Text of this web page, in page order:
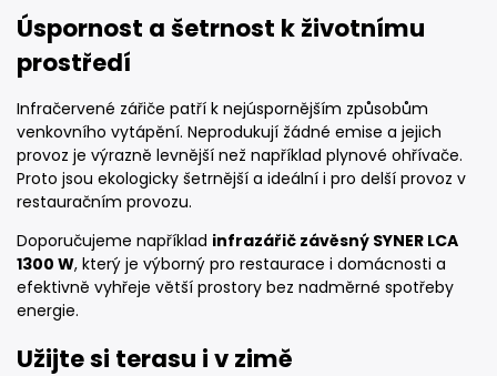
Úspornost a šetrnost k životnímu
prostředí
Infračervené zářiče patří k nejúspornějším způsobům
venkovního vytápění. Neprodukují žádné emise a jejich
provoz je výrazně levnější než například plynové ohřívače.
Proto jsou ekologicky šetrnější a ideální i pro delší provoz v
restauračním provozu.
Doporučujeme například infrazářič závěsný SYNER LCA
1300 W, který je výborný pro restaurace i domácnosti a
efektivně vyhřeje větší prostory bez nadměrné spotřeby
energie.
Užijte si terasu i v zimě